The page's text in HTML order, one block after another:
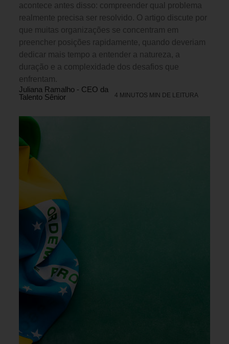
acontece antes disso: compreender qual problema
realmente precisa ser resolvido. O artigo discute por
que muitas organizações se concentram em
preencher posições rapidamente, quando deveriam
dedicar mais tempo a entender a natureza, a
duração e a complexidade dos desafios que
enfrentam.
Juliana Ramalho - CEO da
Talento Sênior
4 MINUTOS MIN DE LEITURA